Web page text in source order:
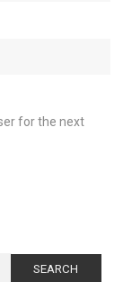
for the next